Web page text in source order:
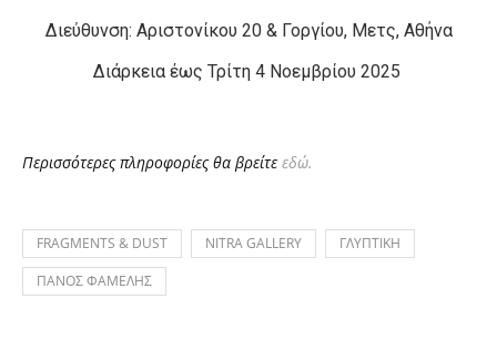
Διεύθυνση: Αριστονίκου 20 & Γοργίου, Μετς, Αθήνα
Διάρκεια έως Τρίτη 4 Νοεμβρίου 2025
Περισσότερες πληροφορίες θα βρείτεεδώ.
FRAGMENTS & DUST NITRA GALLERY
ΓΛΥΠΤΙΚΗ
ΠΑΝΟΣ ΦΑΜΕΛΗΣ